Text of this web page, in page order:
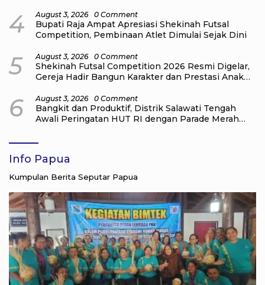
4 August 3, 2026 0 Comment
Bupati Raja Ampat Apresiasi Shekinah Futsal
Competition, Pembinaan Atlet Dimulai Sejak Dini
5 August 3, 2026 0 Comment
Shekinah Futsal Competition 2026 Resmi Digelar,
Gereja Hadir Bangun Karakter dan Prestasi Anak
6 August 3, 2026 0 Comment
Bangkit dan Produktif, Distrik Salawati Tengah
Awali Peringatan HUT RI dengan Parade Merah
Info Papua
Kumpulan Berita Seputar Papua